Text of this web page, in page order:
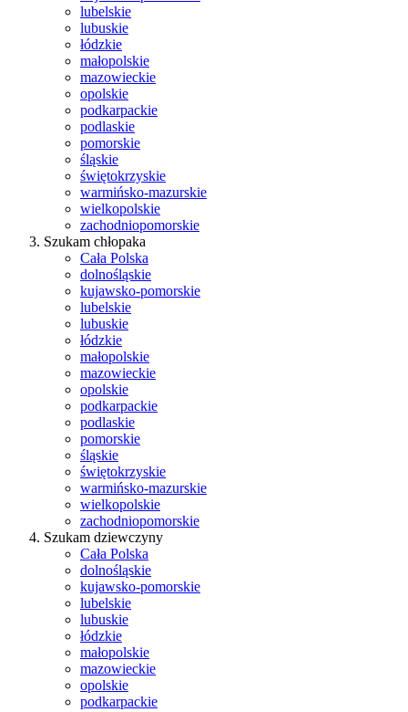
lubelskie
lubuskie
łódzkie
małopolskie
mazowieckie
opolskie
podkarpackie
podlaskie
pomorskie
śląskie
świętokrzyskie
warmińsko-mazurskie
wielkopolskie
zachodniopomorskie
Szukam chłopaka
Cała Polska
dolnośląskie
kujawsko-pomorskie
lubelskie
lubuskie
łódzkie
małopolskie
mazowieckie
opolskie
podkarpackie
podlaskie
pomorskie
śląskie
świętokrzyskie
warmińsko-mazurskie
wielkopolskie
zachodniopomorskie
Szukam dziewczyny
Cała Polska
dolnośląskie
kujawsko-pomorskie
lubelskie
lubuskie
łódzkie
małopolskie
mazowieckie
opolskie
podkarpackie